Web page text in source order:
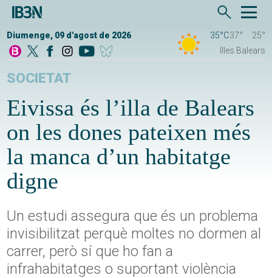
Diumenge, 09 d'agost de 2026 35°C37°
25°
Illes Balears
SOCIETAT
Eivissa és l’illa de Balears
on les dones pateixen més
la manca d’un habitatge
digne
Un estudi assegura que és un problema
invisibilitzat perquè moltes no dormen al
carrer, però sí que ho fan a
infrahabitatges o suportant violència